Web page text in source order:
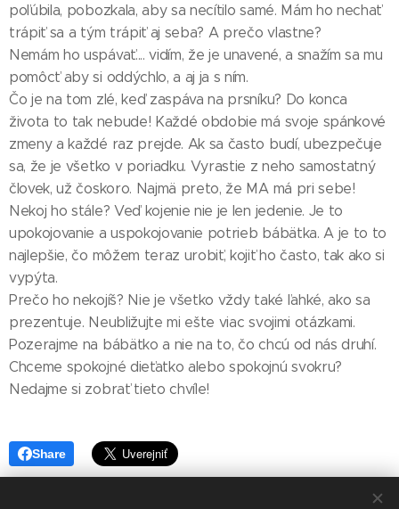
poľúbila, pobozkala, aby sa necítilo samé. Mám ho nechať
trápiť sa a tým trápiť aj seba? A prečo vlastne?
Nemám ho uspávať.... vidím, že je unavené, a snažím sa mu
pomôcť aby si oddýchlo, a aj ja s ním.
Čo je na tom zlé, keď zaspáva na prsníku? Do konca
života to tak nebude! Každé obdobie má svoje spánkové
zmeny a každé raz prejde. Ak sa často budí, ubezpečuje
sa, že je všetko v poriadku. Vyrastie z neho samostatný
človek, už čoskoro. Najmä preto, že MA má pri sebe!
Nekoj ho stále? Veď kojenie nie je len jedenie. Je to
upokojovanie a uspokojovanie potrieb bábätka. A je to to
najlepšie, čo môžem teraz urobiť, kojiť ho často, tak ako si
vypýta.
Prečo ho nekojíš? Nie je všetko vždy také ľahké, ako sa
prezentuje. Neubližujte mi ešte viac svojimi otázkami.
Pozerajme na bábätko a nie na to, čo chcú od nás druhí.
Chceme spokojné dieťatko alebo spokojnú svokru?
Nedajme si zobrať tieto chvíle!
Share